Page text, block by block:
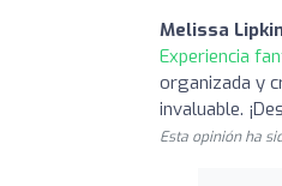
Melissa
Experiencia
organizada y
invaluable.
Esta opinión ha